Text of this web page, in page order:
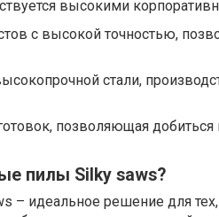
высокими
с высокой точностью,
стали,
позволяющая
пилы Silky saws?
– идеальное решение для